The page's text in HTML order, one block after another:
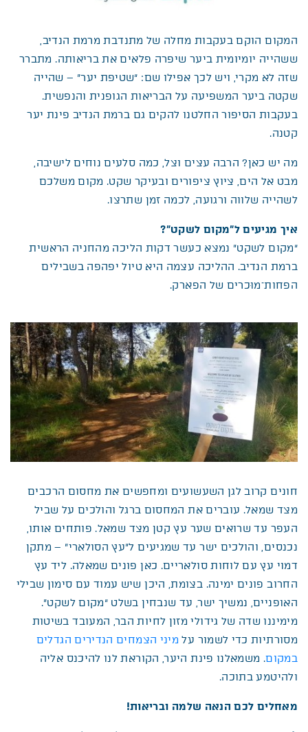
המקום הוקם בעקבות מחלה של מתנדבת מרמת הנדיב,
ששהייה יומיומית ביער שיפרה פלאים את בריאותה. מתברר
שזה לא מקרי, ויש לכך אפילו שם: “שטיפת יער” – שהייה
שקטה ביער המשפיעה על הבריאות הגופנית והנפשית.
בעקבות הסיפור החלטנו להקים גם ברמת הנדיב פינת יער
קטנה.
מה יש כאן? הרבה עצים וצל, כמה סלעים נוחים לישיבה,
מבט אל הים, ציוץ ציפורים ובעיקר שקט. מקום משלכם
לשהייה שלווה ורגועה, לכמה זמן שתרצו.
איך מגיעים ל”מקום לשקט”?
“מקום לשקט” נמצא כעשר דקות הליכה מהחניה הראשית
ברמת הנדיב. ההליכה עצמה היא טיול יפהפה בשבילים
הפחות־מוּכרים של הפארק.
חונים קרוב לגן השעשועים ומחפשים את מחסום הרכבים
מצד שמאל. עוברים את המחסום ברגל והולכים על שביל
העפר עד שרואים שער עץ קטן מצד שמאל. פותחים אותו,
נכנסים, והולכים ישר עד שמגיעים ל”עץ הסולארי” – מתקן
דמוי עץ עם לוחות סולאריים. כאן פונים שמאלה. ליד עץ
החרוב פונים ימינה. בצומת, היכן שיש עמוד עם סימון שבילי
האופניים, נמשיך ישר, עד שנבחין בשלט “מקום לשקט”.
מימיננו שדה של גידולי מזון לחיות הבר, המעובד בשיטות
מסורתיות כדי לשמור עלמיני הצמחים הנדירים הגדלים
במקום. משמאלנו פינת היער, הקוראת לנו להיכנס אליה
ולהיטמע בתוכה.
מאחלים לכם הנאה שלמה ובריאות!